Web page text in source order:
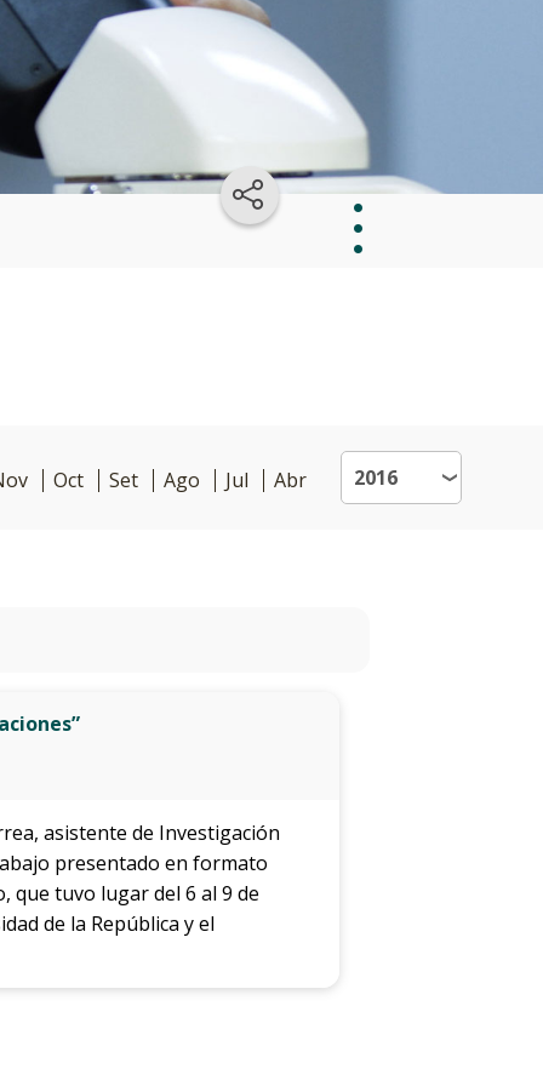
Materias
plan
Oct Set Ago Jul Abr
asistente de Investigación
presentado en formato
que tuvo lugar del 6 al 9 de
de la República y el